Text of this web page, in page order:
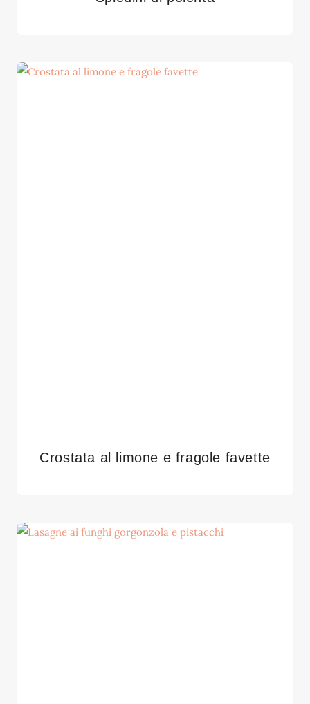
Crostata al limone e fragole favette